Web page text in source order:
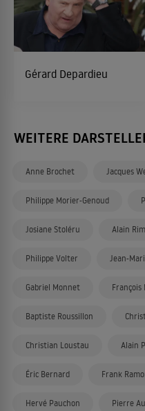
Gérard Depardieu
WEITERE
Anne Brochet Jacques
Philippe Morier-Genoud
Josiane Stoléru Alain
Philippe Volter Jean-
Gabriel Monnet François
Baptiste Roussillon
Christian Loustau Alain
Éric Bernard Frank
Hervé Pauchon Pierre